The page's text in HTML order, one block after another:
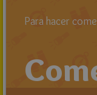
Para hacer